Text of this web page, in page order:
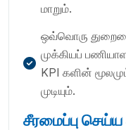
மாறும்.
ஒவ்வொரு
முக்கியப்
KPI களின்
முடியும்.
சீரமைப்பு செய்ய